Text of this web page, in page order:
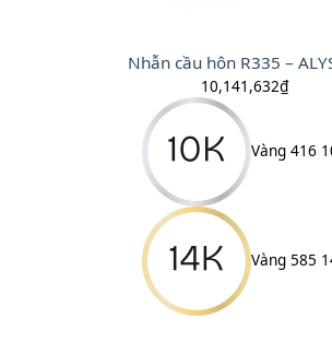
Nhẫn cầu hôn R335 –
10,141,632₫
Vàng 416
Vàng 585